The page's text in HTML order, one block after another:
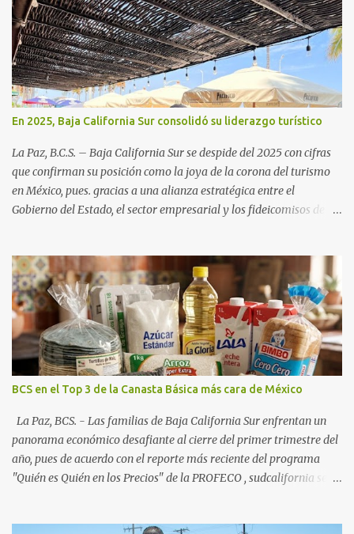
En 2025, Baja California Sur consolidó su liderazgo turístico
La Paz, B.C.S. – Baja California Sur se despide del 2025 con cifras
que confirman su posición como la joya de la corona del turismo
en México, pues. gracias a una alianza estratégica entre el
Gobierno del Estado, el sector empresarial y los fideicomisos de
una derrama económica sin precedentes. Las proyecciones para
este periodo vacacional son optimistas, con un promedio estatal
que supera el 70% . Sin embargo, la sorpresa del año la ha dado el
norte del estado. Comondú encabeza las expectativas con un
impresionante 89% de ocupación, impulsado por el interés
creciente en el turismo de naturaleza. Le siguen destinos
consolidados y emergentes: Los Cabos: 72% promedio (esperando
picos del 79% en Año Nuevo). La Paz: 66%. Loreto: 58%. Mulegé:
54%. "Estamos viendo un fenómeno de diversificación. Ya no solo
vienen por el lujo de Los Cabos, sino por la aut...
BCS en el Top 3 de la Canasta Básica más cara de México
La Paz, BCS. - Las familias de Baja California Sur enfrentan un
panorama económico desafiante al cierre del primer trimestre del
año, pues de acuerdo con el reporte más reciente del programa
"Quién es Quién en los Precios" de la PROFECO , sudcalifornia se